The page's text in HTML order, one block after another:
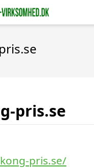
pris.se
pris.se/